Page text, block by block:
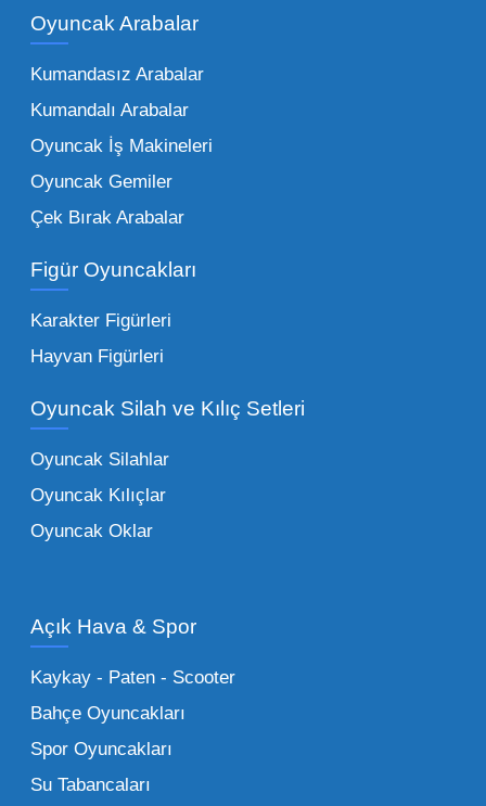
kadar zengindir. Bir mağazanın veya eğitim
çeşitliliği ile doğru orantılıdır. İşte Mega
Oyuncak bünyesinde öne çıkan ve en çok
tercih edilen kategorilerimiz:
Peluş Oyuncaklar:
vazgeçilmezi olan yumuşak dokulu sevilen
seçeneklerimizi keşfederek koleksiyonunuza
en sevilen karakterleri ekleyebilirsiniz.
Eğitici Setler:
tarafından tercih edilentoptan eğitici
ebeveynlerin son yıllarda en çok satın aldığı
ürün grupları arasında yer almaktadır.
Oyuncak Araçlar:
stok imkanımızla sunulmaktadır.
Küçük Oyuncaklar:
sağlayan toptan küçük oyuncaklar, bakkallar,
Bu kategorideki küçük oyuncaklar toptan
alımlarda çok düşük maliyetlerle yüksek
Oyuncak Arabalar
Kumandasız Arabalar
Kumandalı Arabalar
Oyuncak İş Makineleri
Oyuncak Gemiler
Çek Bırak Arabalar
Figür Oyuncakları
Karakter Figürleri
Hayvan Figürleri
Oyuncak Silah ve Kılıç Setleri
Oyuncak Silahlar
Oyuncak Kılıçlar
Oyuncak Oklar
Açık Hava & Spor
Kaykay - Paten - Scooter
Bahçe Oyuncakları
Spor Oyuncakları
Su Tabancaları